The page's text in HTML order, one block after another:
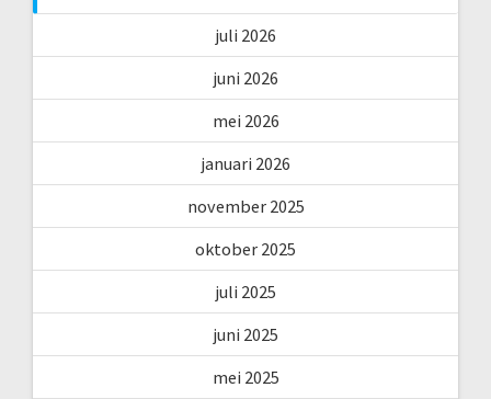
juli 2026
juni 2026
mei 2026
januari 2026
november 2025
oktober 2025
juli 2025
juni 2025
mei 2025